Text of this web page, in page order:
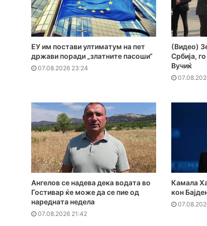
ЕУ им постави ултиматум на пет
држави поради „златните пасоши“
07.08.2026 23:24
(Видео)
Србија,
Вучиќ
Ангелов се надева дека водата во
Гостивар ќе може да се пие од
наредната недела
07.08.2026 21:42
Камала
кон